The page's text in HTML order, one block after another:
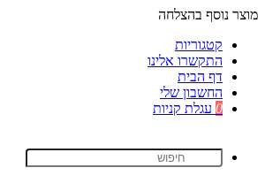
מוצר נוסף בהצלחה
קטגוריות
התקשרו אלינו
דף הבית
החשבון שלי
0 עגלת קניות